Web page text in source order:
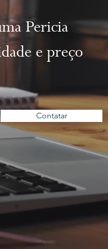
Pericia
e preço
Contatar